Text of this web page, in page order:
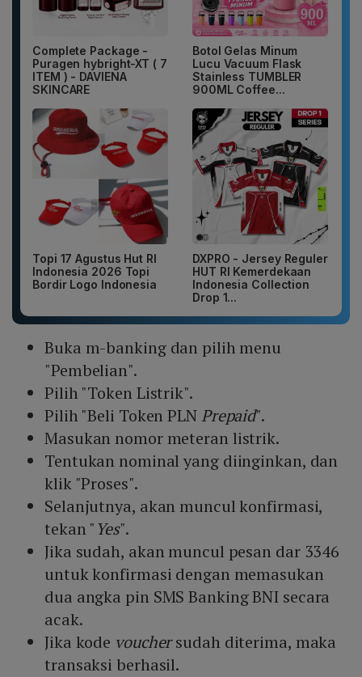
Complete Package -
Puragen hybright-XT ( 7
ITEM ) - DAVIENA
SKINCARE
Botol Gelas Minum
Lucu Vacuum Flask
Stainless TUMBLER
900ML Coffee...
Topi 17 Agustus Hut RI
Indonesia 2026 Topi
Bordir Logo Indonesia
DXPRO - Jersey Reguler
HUT RI Kemerdekaan
Indonesia Collection
Drop 1...
Buka m-banking dan pilih menu
"Pembelian".
Pilih "Token Listrik".
Pilih "Beli Token PLN Prepaid".
Masukan nomor meteran listrik.
Tentukan nominal yang diinginkan, dan
klik "Proses".
Selanjutnya, akan muncul konfirmasi,
tekan "Yes".
Jika sudah, akan muncul pesan dar 3346
untuk konfirmasi dengan memasukan
dua angka pin SMS Banking BNI secara
acak.
Jika kode vouchersudah diterima, maka
transaksi berhasil.